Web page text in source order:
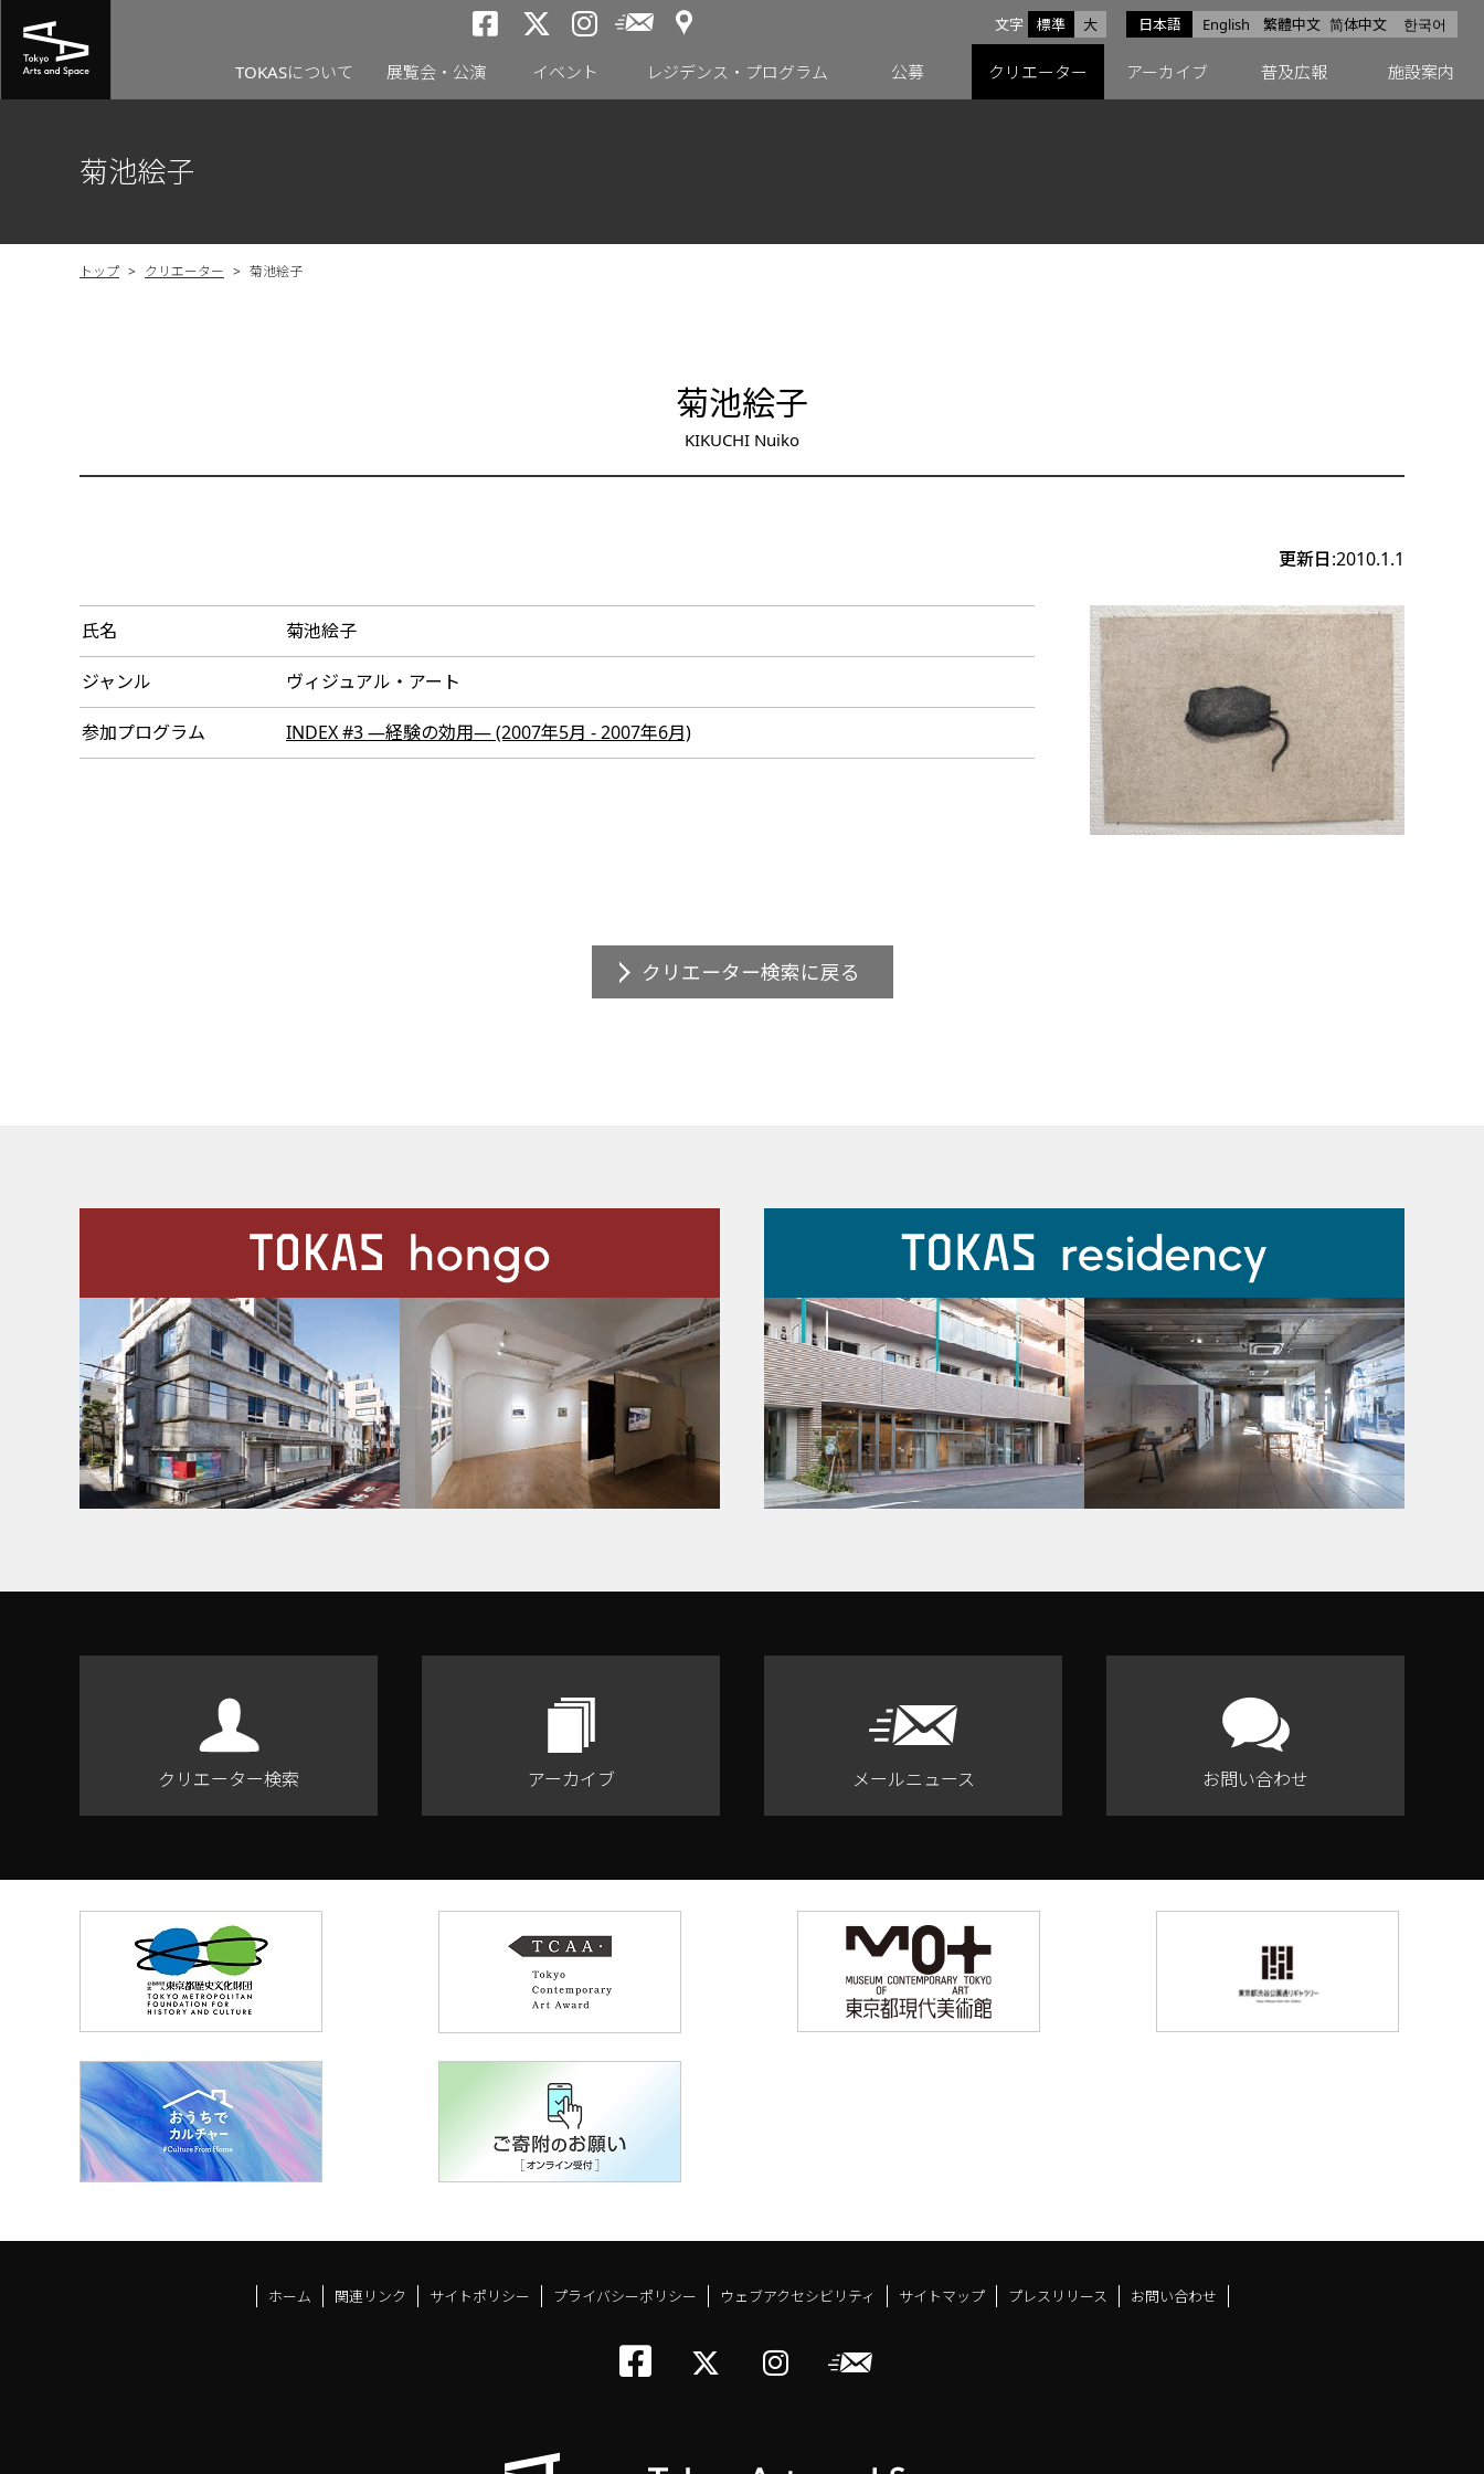
日本語 English 繁體中文 简体中文 한국어
文字サイズ
標準 大
トーキョーアーツアンドスペースfacebook
トーキョーアーツアンドスペースX
トーキョーアーツアンドスペースInstagram
メールニュース
アクセス
TOKASについて 展覧会・公演 イベント レジデンス・プログラム 公募 クリエーター アーカイブ 普及広報 施設案内
菊池絵子
トップ > クリエーター > 菊池絵子
菊池絵子
KIKUCHI Nuiko
更新日:2010.1.1
氏名 菊池絵子
ジャンル ヴィジュアル・アート
参加プログラム INDEX #3 ―経験の効用― (2007年5月 - 2007年6月)
クリエーター検索に戻る
クリエーター検索 アーカイブ メールニュース お問い合わせ
ホーム 関連リンク サイトポリシー プライバシーポリシー ウェブアクセシビリティ サイトマップ プレスリリース お問い合わせ
トーキョーアーツアンドスペースfacebook
メールニュース